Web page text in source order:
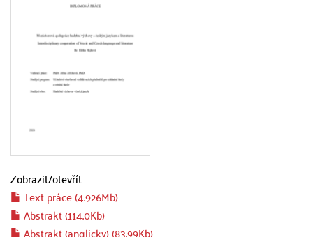
Zobrazit/otevřít
Text práce (4.926Mb)
Abstrakt (114.0Kb)
Abstrakt (anglicky) (83.99Kb)